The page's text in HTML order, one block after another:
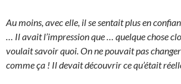
Au moins, avec elle, il se sentait plus en
… Il avait l’impression que … quelque chose
voulait savoir quoi. On ne pouvait pas
comme ça ! Il devait découvrir ce qu’était